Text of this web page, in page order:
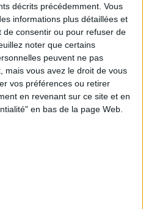
décrits précédemment. Vous
informations plus détaillées et
consentir ou pour refuser de
noter que certains
peuvent ne pas
mais vous avez le droit de vous
vos préférences ou retirer
en revenant sur ce site et en
en bas de la page Web.
par des féculents
du 05/08/2026